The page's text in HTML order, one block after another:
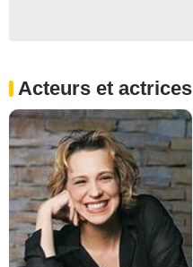
Acteurs et actrices